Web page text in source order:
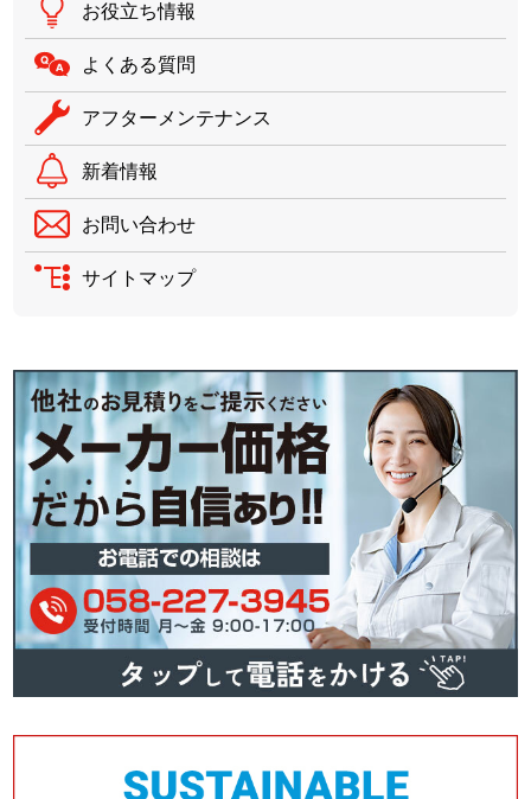
お役立ち情報
よくある質問
アフターメンテナンス
新着情報
お問い合わせ
サイトマップ